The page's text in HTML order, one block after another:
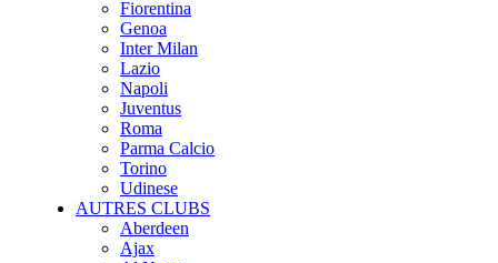
Fiorentina
Genoa
Inter Milan
Lazio
Napoli
Juventus
Roma
Parma Calcio
Torino
Udinese
AUTRES CLUBS
Aberdeen
Ajax